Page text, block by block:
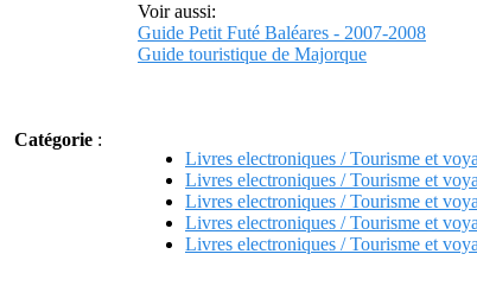
Voir aussi:
Guide Petit Futé Baléares - 2007-2008
Guide touristique de Majorque
Catégorie :
Livres electroniques / Tourisme et
Livres electroniques / Tourisme et
Livres electroniques / Tourisme et
Livres electroniques / Tourisme et
Livres electroniques / Tourisme et